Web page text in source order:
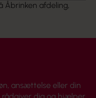
Åbrinken afdeling,
ansættelse eller din